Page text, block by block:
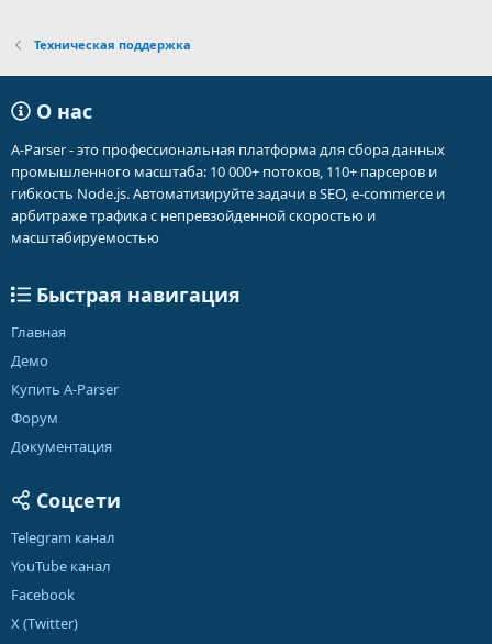
Техническая поддержка
О нас
A-Parser - это профессиональная платформа для сбора данных
промышленного масштаба: 10 000+ потоков, 110+ парсеров и
гибкость Node.js. Автоматизируйте задачи в SEO, e-commerce и
арбитраже трафика с непревзойденной скоростью и
масштабируемостью
Быстрая навигация
Главная
Демо
Купить A-Parser
Форум
Документация
Соцсети
Telegram канал
YouTube канал
Facebook
X (Twitter)